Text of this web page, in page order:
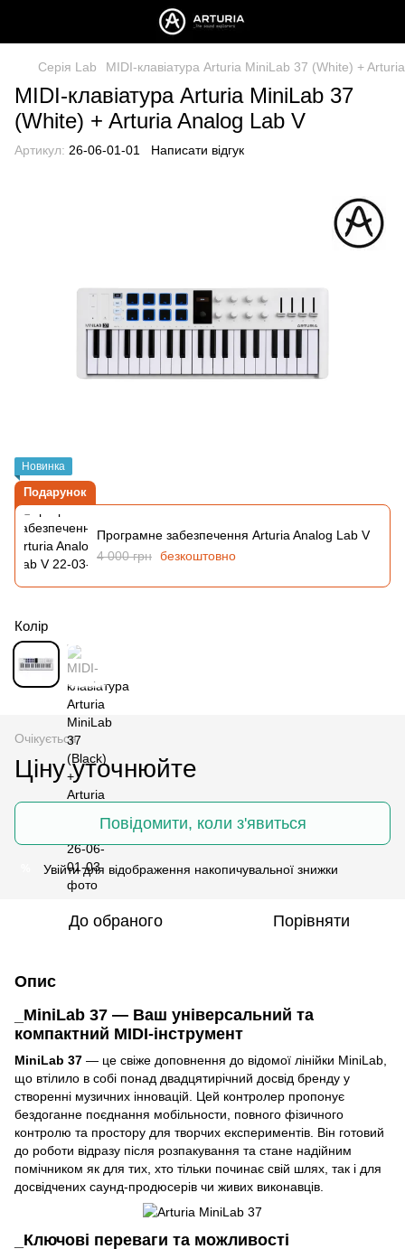
Серія Lab MIDI-клавіатура Arturia MiniLab 37 (White) +
MIDI-клавіатура Arturia MiniLab 37
(White) + Arturia Analog Lab V
Артикул: 26-06-01-01 Написати відгук
Новинка
Подарунок
Програмне забезпечення Arturia Analog Lab V
4 000 грн безкоштовно
Колір
Очікується
Ціну уточнюйте
Повідомити, коли з'явиться
Увійтидля відображення накопичувальної знижки
До обраного Порівняти
Опис
_MiniLab 37 — Ваш універсальний та
компактний MIDI-інструмент
MiniLab 37 — це свіже доповнення до відомої лінійки MiniLab,
що втілило в собі понад двадцятирічний досвід бренду у
створенні музичних інновацій. Цей контролер пропонує
бездоганне поєднання мобільности, повного фізичного
контролю та простору для творчих експериментів. Він готовий
до роботи відразу після розпакування та стане надійним
помічником як для тих, хто тільки починає свій шлях, так і для
досвідчених саунд-продюсерів чи живих виконавців.
_Ключові переваги та можливості